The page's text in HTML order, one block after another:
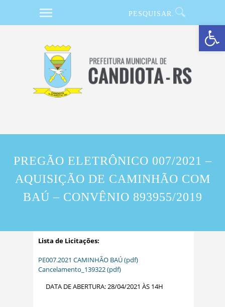
Barra de Ferramentas Aberta
PREGÃO ELETRÔNICO 007/2021 –
AQUISIÇÃO DE CAMINHÃO COM
BAÚ – CONVÊNIO 893955/2019
Lista de Licitações:
PE007.2021 CAMINHÃO BAÚ (pdf)
Cancelamento_139322 (pdf)
DATA DE ABERTURA: 28/04/2021 ÀS 14H